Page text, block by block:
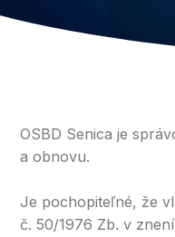
OSBD Senica je
a obnovu.
Je pochopiteľné, že
č. 50/1976 Zb. v